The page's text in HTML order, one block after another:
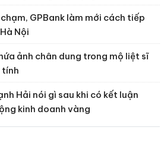
GPBank làm mới cách tiếp
Nội
ảnh chân dung trong mộ liệt sĩ
tính
Hải nói gì sau khi có kết luận
kinh doanh vàng